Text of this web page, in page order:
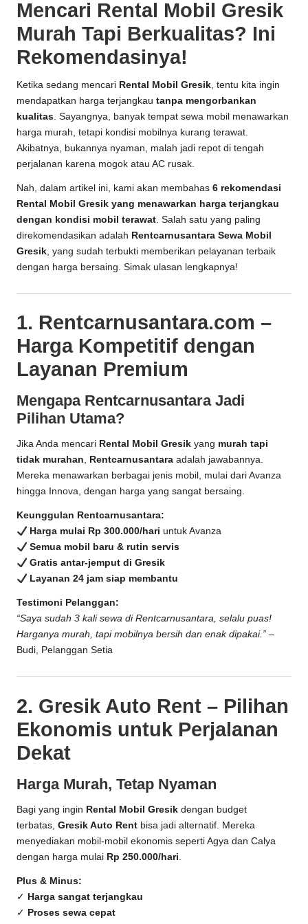
b
ai
k
&
T
e
rj
a
n
g
k
Mencari Rental Mobil Gresik
Murah Tapi Berkualitas? Ini
Rekomendasinya!
Ketika sedang mencari Rental Mobil Gresik, tentu kita ingin
mendapatkan harga terjangkau tanpa mengorbankan
kualitas. Sayangnya, banyak tempat sewa mobil menawarkan
harga murah, tetapi kondisi mobilnya kurang terawat.
Akibatnya, bukannya nyaman, malah jadi repot di tengah
perjalanan karena mogok atau AC rusak.
Nah, dalam artikel ini, kami akan membahas 6 rekomendasi
Rental Mobil Gresik yang menawarkan harga terjangkau
dengan kondisi mobil terawat. Salah satu yang paling
direkomendasikan adalah Rentcarnusantara Sewa Mobil
Gresik, yang sudah terbukti memberikan pelayanan terbaik
dengan harga bersaing. Simak ulasan lengkapnya!
1. Rentcarnusantara.com –
Harga Kompetitif dengan
Layanan Premium
Mengapa Rentcarnusantara Jadi
Pilihan Utama?
Jika Anda mencari Rental Mobil Gresik yang murah tapi
tidak murahan, Rentcarnusantara adalah jawabannya.
Mereka menawarkan berbagai jenis mobil, mulai dari Avanza
hingga Innova, dengan harga yang sangat bersaing.
Keunggulan Rentcarnusantara:
Harga mulai Rp 300.000/hari untuk Avanza
Semua mobil baru & rutin servis
Gratis antar-jemput di Gresik
Layanan 24 jam siap membantu
Testimoni Pelanggan:
“Saya sudah 3 kali sewa di Rentcarnusantara, selalu puas!
Harganya murah, tapi mobilnya bersih dan enak dipakai.” –
Budi, Pelanggan Setia
2. Gresik Auto Rent – Pilihan
Ekonomis untuk Perjalanan
Dekat
Harga Murah, Tetap Nyaman
Bagi yang ingin Rental Mobil Gresik dengan budget
terbatas, Gresik Auto Rent bisa jadi alternatif. Mereka
menyediakan mobil-mobil ekonomis seperti Agya dan Calya
dengan harga mulai Rp 250.000/hari
Plus & Minus:
✓ Harga sangat terjangkau
✓ Proses sewa cepat